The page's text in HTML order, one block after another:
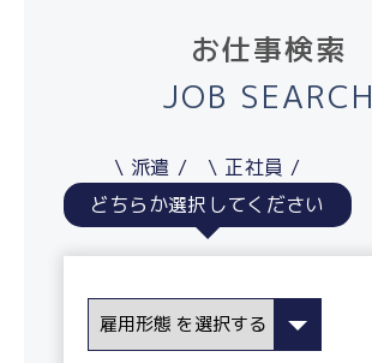
お仕事検索
JOB SEARCH
派遣
正社員
どちらか選択してください